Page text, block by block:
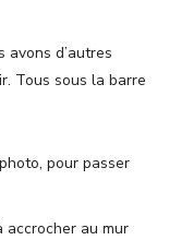
d’autres
Tous sous la barre
pour passer
accrocher au mur